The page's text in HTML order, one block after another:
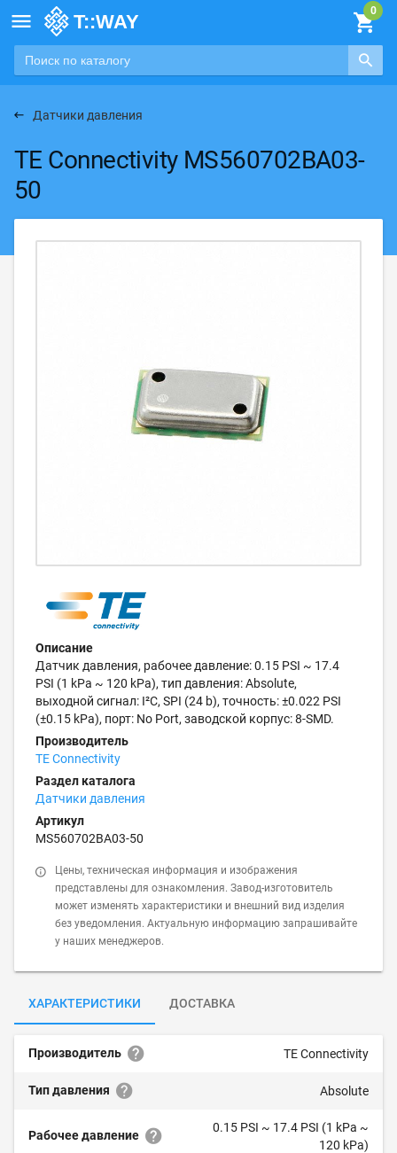

Датчики давления
TE Connectivity MS560702BA03-
50
Описание
Датчик давления, рабочее давление: 0.15 PSI ~ 17.4
PSI (1 kPa ~ 120 kPa), тип давления: Absolute,
выходной сигнал: I²C, SPI (24 b), точность: ±0.022 PSI
(±0.15 kPa), порт: No Port, заводской корпус: 8-SMD.
Производитель
TE Connectivity
Раздел каталога
Датчики давления
Артикул
MS560702BA03-50
Цены, техническая информация и изображения
представлены для ознакомления. Завод-изготовитель
может изменять характеристики и внешний вид изделия
без уведомления. Актуальную информацию запрашивайте
у наших менеджеров.
ХАРАКТЕРИСТИКИ ДОСТАВКА
Производитель TE Connectivity
Тип давления Absolute
Рабочее давление
0.15 PSI ~ 17.4 PSI (1 kPa ~
120 kPa)